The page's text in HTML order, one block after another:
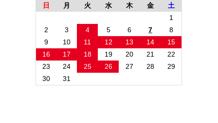
日
月 火 水 木 金
土
1
2
3 4 5 6 7
8
9
10 11 12 13 14
15
16
17 18 19 20 21
22
23
24 25 26 27 28
29
30
31